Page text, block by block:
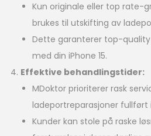
Kun originale eller top rate-
brukes til utskifting av
Dette garanterer top-
med din iPhone 15.
Effektive behandlingstider:
MDoktor prioriterer rask
ladeportreparasjoner fullført
Kunder kan stole på raske